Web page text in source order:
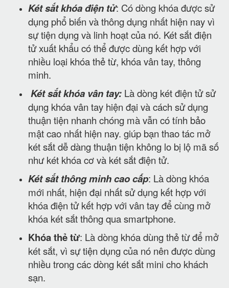
Két sắt khóa điện tử: Có dòng khóa được sử
dụng phổ biến và thông dụng nhất hiện nay vì
sự tiện dụng và linh hoạt của nó. Két sắt điện
tử xuất khẩu có thể được dùng kết hợp với
nhiều loại khóa thẻ từ, khóa vân tay, thông
minh.
Két sắt khóa vân tay: Là dòng két điện tử sử
dụng khóa vân tay hiện đại và cách sử dụng
thuận tiện nhanh chóng mà vẫn có tính bảo
mật cao nhất hiện nay. giúp bạn thao tác mở
két sắt dễ dàng thuận tiện không lo bị lộ mã số
như két khóa cơ và két sắt điện tử.
Két sắt thông minh cao cấp: Là dòng khóa
mới nhất, hiện đại nhất sử dụng kết hợp với
khóa điện tử kết hợp với vân tay để cùng mở
khóa két sắt thông qua smartphone.
Khóa thẻ từ: Là dòng khóa dùng thẻ từ để mở
két sắt, vì sự tiện dụng của nó nên được dùng
nhiều trong các dòng két sắt mini cho khách
sạn.